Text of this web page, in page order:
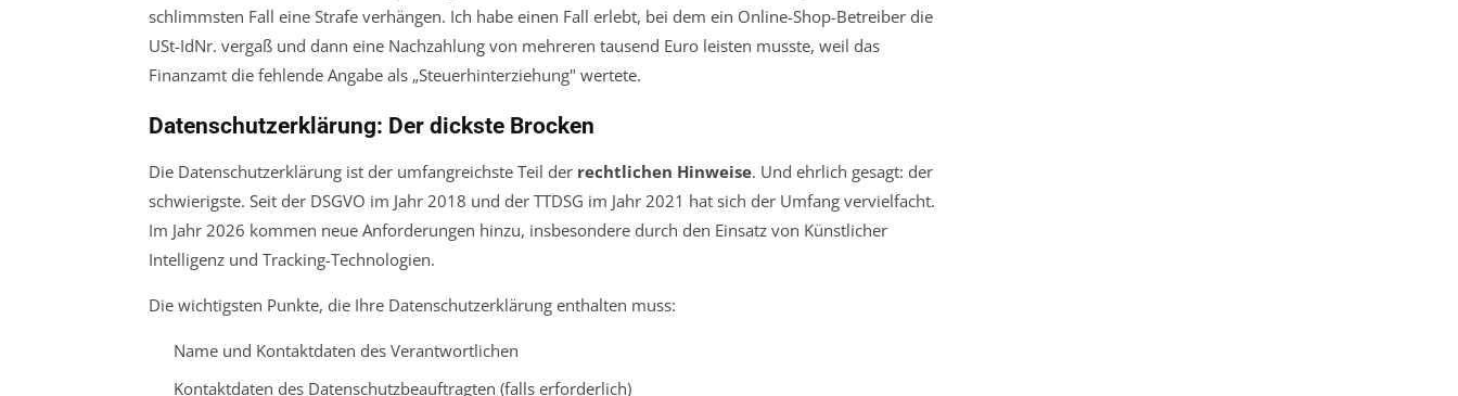
schlimmsten Fall eine Strafe verhängen. Ich habe einen Fall erlebt, bei dem ein Online-Shop-Betreiber die
USt-IdNr. vergaß und dann eine Nachzahlung von mehreren tausend Euro leisten musste, weil das
Finanzamt die fehlende Angabe als „Steuerhinterziehung" wertete.
Datenschutzerklärung: Der dickste Brocken
Die Datenschutzerklärung ist der umfangreichste Teil der rechtlichen Hinweise. Und ehrlich gesagt: der
schwierigste. Seit der DSGVO im Jahr 2018 und der TTDSG im Jahr 2021 hat sich der Umfang vervielfacht.
Im Jahr 2026 kommen neue Anforderungen hinzu, insbesondere durch den Einsatz von Künstlicher
Intelligenz und Tracking-Technologien.
Die wichtigsten Punkte, die Ihre Datenschutzerklärung enthalten muss:
Name und Kontaktdaten des Verantwortlichen
Kontaktdaten des Datenschutzbeauftragten (falls erforderlich)